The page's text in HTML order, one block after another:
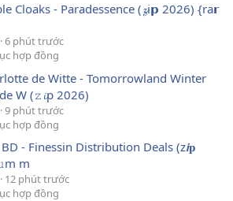
Cloaks - Paradessence (𝔃i𝗽 2026) {ra𝗿
6 phút trước
hợp đồng
de Witte - Tomorrowland Winter
W (𝚣𝓲p 2026)
9 phút trước
hợp đồng
- Finessin Distribution Deals (z𝙞𝐩
m
12 phút trước
hợp đồng